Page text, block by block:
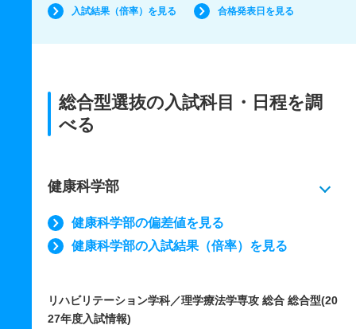
入試結果（倍率）を見る
合格発表日を見る
総合型選抜の入試科目・日程を調
べる
健康科学部
健康科学部の偏差値を見る
健康科学部の入試結果（倍率）を見る
リハビリテーション学科／理学療法学専攻 総合 総合型(20
27年度入試情報)